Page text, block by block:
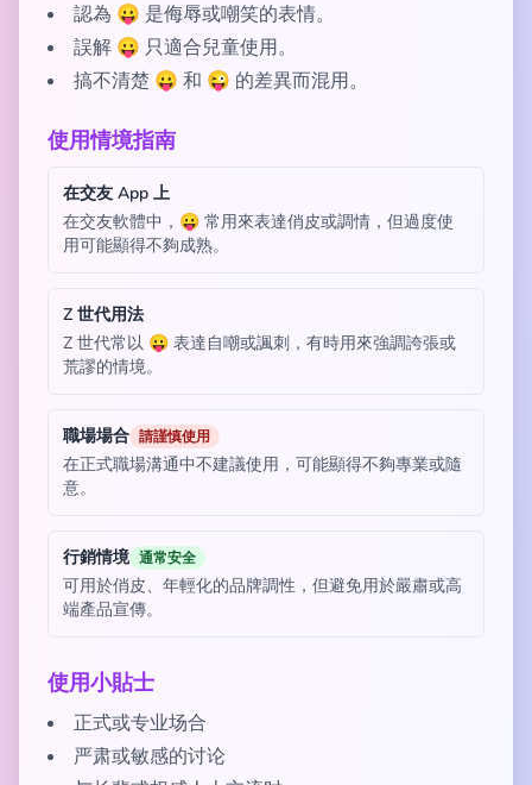
認為 😛 是侮辱或嘲笑的表情。
誤解 😛 只適合兒童使用。
搞不清楚 😛 和 😜 的差異而混用。
使用情境指南
在交友 App 上
在交友軟體中，😛 常用來表達俏皮或調情，但過度使
用可能顯得不夠成熟。
Z 世代用法
Z 世代常以 😛 表達自嘲或諷刺，有時用來強調誇張或
荒謬的情境。
職場場合 請謹慎使用
在正式職場溝通中不建議使用，可能顯得不夠專業或隨
意。
行銷情境 通常安全
可用於俏皮、年輕化的品牌調性，但避免用於嚴肅或高
端產品宣傳。
使用小貼士
正式或专业场合
严肃或敏感的讨论